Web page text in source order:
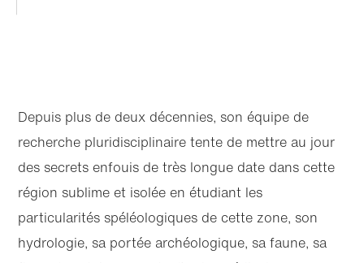
Depuis plus de deux décennies, son équipe de
recherche pluridisciplinaire tente de mettre au jour
des secrets enfouis de très longue date dans cette
région sublime et isolée en étudiant les
particularités spéléologiques de cette zone, son
hydrologie, sa portée archéologique, sa faune, sa